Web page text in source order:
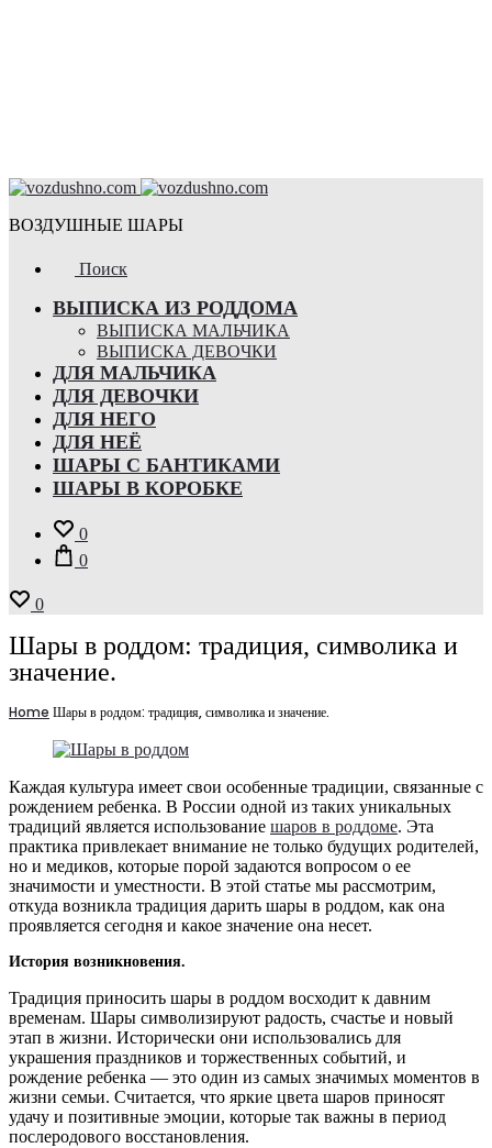
ВОЗДУШНЫЕ ШАРЫ
Поиск
ВЫПИСКА ИЗ РОДДОМА
ВЫПИСКА МАЛЬЧИКА
ВЫПИСКА ДЕВОЧКИ
ДЛЯ МАЛЬЧИКА
ДЛЯ ДЕВОЧКИ
ДЛЯ НЕГО
ДЛЯ НЕЁ
ШАРЫ С БАНТИКАМИ
ШАРЫ В КОРОБКЕ
0
0
0
Шары в роддом: традиция, символика и
значение.
Home Шары в роддом: традиция, символика и значение.
Каждая культура имеет свои особенные традиции, связанные с
рождением ребенка. В России одной из таких уникальных
традиций является использование шаров в роддоме. Эта
практика привлекает внимание не только будущих родителей,
но и медиков, которые порой задаются вопросом о ее
значимости и уместности. В этой статье мы рассмотрим,
откуда возникла традиция дарить шары в роддом, как она
проявляется сегодня и какое значение она несет.
История возникновения.
Традиция приносить шары в роддом восходит к давним
временам. Шары символизируют радость, счастье и новый
этап в жизни. Исторически они использовались для
украшения праздников и торжественных событий, и
рождение ребенка — это один из самых значимых моментов в
жизни семьи. Считается, что яркие цвета шаров приносят
удачу и позитивные эмоции, которые так важны в период
послеродового восстановления.